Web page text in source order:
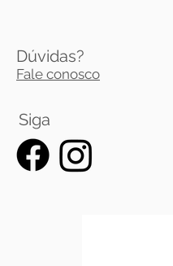
Dúvidas?
Fale conosco
Siga